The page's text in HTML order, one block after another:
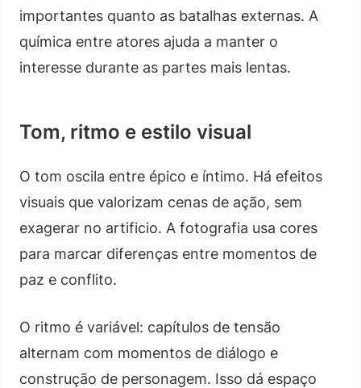
importantes quanto as batalhas externas. A
química entre atores ajuda a manter o
interesse durante as partes mais lentas.
Tom, ritmo e estilo visual
O tom oscila entre épico e íntimo. Há efeitos
visuais que valorizam cenas de ação, sem
exagerar no artificio. A fotografia usa cores
para marcar diferenças entre momentos de
paz e conflito.
O ritmo é variável: capítulos de tensão
alternam com momentos de diálogo e
construção de personagem. Isso dá espaço